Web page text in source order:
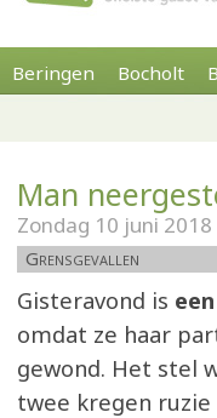
Beringen Bocholt
Man
Zondag 10 juni 2018
Grensgevallen
Gisteravond is
omdat ze haar
gewond. Het stel
twee kregen ruzie